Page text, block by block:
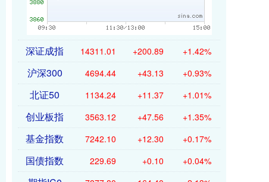
深证成指 14311.01 +200.89 +1.42%
沪深300 4694.44 +43.13 +0.93%
北证50 1134.24 +11.37 +1.01%
创业板指 3563.12 +47.56 +1.35%
基金指数 7242.10 +12.30 +0.17%
国债指数 229.69 +0.10 +0.04%